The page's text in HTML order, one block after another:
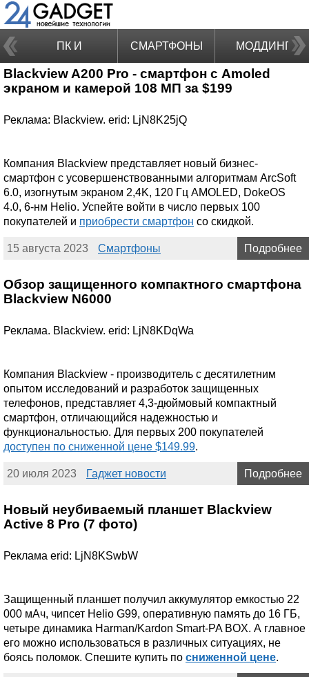
ПК И
НОУТБУКИ
СМАРТФОНЫ МОДДИНГ
Blackview A200 Pro - смартфон с Amoled
экраном и камерой 108 МП за $199
Реклама: Blackview. erid: LjN8K25jQ
Компания Blackview представляет новый бизнес-
смартфон с усовершенствованными алгоритмам ArcSoft
6.0, изогнутым экраном 2,4K, 120 Гц AMOLED, DokeOS
4.0, 6-нм Helio. Успейте войти в число первых 100
покупателей и приобрести смартфон со скидкой.
15 августа 2023 Смартфоны Подробнее
Обзор защищенного компактного смартфона
Blackview N6000
Реклама. Blackview. erid: LjN8KDqWa
Компания Blackview - производитель с десятилетним
опытом исследований и разработок защищенных
телефонов, представляет 4,3-дюймовый компактный
смартфон, отличающийся надежностью и
функциональностью. Для первых 200 покупателей
доступен по сниженной цене $149.99.
20 июля 2023 Гаджет новости Подробнее
Новый неубиваемый планшет Blackview
Active 8 Pro (7 фото)
Реклама erid: LjN8KSwbW
Защищенный планшет получил аккумулятор емкостью 22
000 мАч, чипсет Helio G99, оперативную память до 16 ГБ,
четыре динамика Harman/Kardon Smart-PA BOX. А главное
его можно использоваться в различных ситуациях, не
боясь поломок. Спешите купить по сниженной цене.